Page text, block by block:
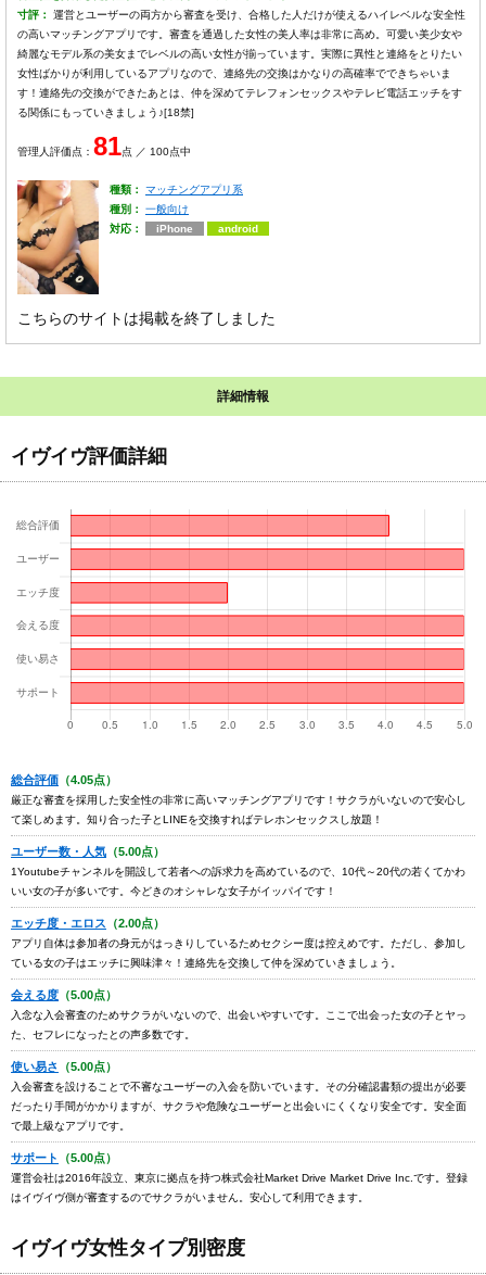
寸評：
運営とユーザーの両方から審査を受け、合格した人だけが使えるハイレベルな安全性
の高いマッチングアプリです。審査を通過した女性の美人率は非常に高め。可愛い美少女や
綺麗なモデル系の美女までレベルの高い女性が揃っています。実際に異性と連絡をとりたい
女性ばかりが利用しているアプリなので、連絡先の交換はかなりの高確率でできちゃいま
す！連絡先の交換ができたあとは、仲を深めてテレフォンセックスやテレビ電話エッチをす
る関係にもっていきましょう♪[18禁]
管理人評価点： 81点 ／ 100点中
種類：
マッチングアプリ系
種別：
一般向け
対応：
iPhone android
こちらのサイトは掲載を終了しました
詳細情報
イヴイヴ評価詳細
総合評価 （4.05点）
厳正な審査を採用した安全性の非常に高いマッチングアプリです！サクラがいないので安心し
て楽しめます。知り合った子とLINEを交換すればテレホンセックスし放題！
ユーザー数・人気 （5.00点）
1Youtubeチャンネルを開設して若者への訴求力を高めているので、10代～20代の若くてかわ
いい女の子が多いです。今どきのオシャレな女子がイッパイです！
エッチ度・エロス （2.00点）
アプリ自体は参加者の身元がはっきりしているためセクシー度は控えめです。ただし、参加し
ている女の子はエッチに興味津々！連絡先を交換して仲を深めていきましょう。
会える度 （5.00点）
入念な入会審査のためサクラがいないので、出会いやすいです。ここで出会った女の子とヤっ
た、セフレになったとの声多数です。
使い易さ （5.00点）
入会審査を設けることで不審なユーザーの入会を防いでいます。その分確認書類の提出が必要
だったり手間がかかりますが、サクラや危険なユーザーと出会いにくくなり安全です。安全面
で最上級なアプリです。
サポート （5.00点）
運営会社は2016年設立、東京に拠点を持つ株式会社Market Drive Market Drive Inc.です。登録
はイヴイヴ側が審査するのでサクラがいません。安心して利用できます。
イヴイヴ女性タイプ別密度